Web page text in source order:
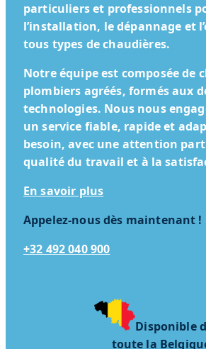
particuliers et professionnels
l’installation, le dépannage et
tous types de chaudières.
Notre équipe est composée de
plombiers agréés, formés aux
technologies. Nous nous
un service fiable, rapide et
besoin, avec une attention
qualité du travail et à la
En savoir plus
Appelez-nous dès maintenant !
+32 492 040 900
Disponible
toute la